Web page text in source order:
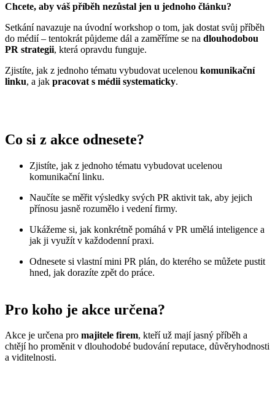
Chcete, aby váš příběh nezůstal jen u jednoho článku?
Setkání navazuje na úvodní workshop o tom, jak dostat svůj příběh
do médií – tentokrát půjdeme dál a zaměříme se na dlouhodobou
PR strategii, která opravdu funguje.
Zjistíte, jak z jednoho tématu vybudovat ucelenou komunikační
linku, a jak pracovat s médii systematicky.
Co si z akce odnesete?
Zjistíte, jak z jednoho tématu vybudovat ucelenou
komunikační linku.
Naučíte se měřit výsledky svých PR aktivit tak, aby jejich
přínosu jasně rozumělo i vedení firmy.
Ukážeme si, jak konkrétně pomáhá v PR umělá inteligence a
jak ji využít v každodenní praxi.
Odnesete si vlastní mini PR plán, do kterého se můžete pustit
hned, jak dorazíte zpět do práce.
Pro koho je akce určena?
Akce je určena pro majitele firem, kteří už mají jasný příběh a
chtějí ho proměnit v dlouhodobé budování reputace, důvěryhodnosti
a viditelnosti.